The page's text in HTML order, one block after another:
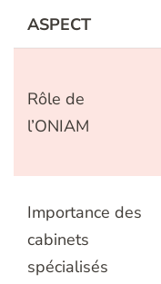
ASPECT
Rôle de
l’ONIAM
Importance des
cabinets
spécialisés